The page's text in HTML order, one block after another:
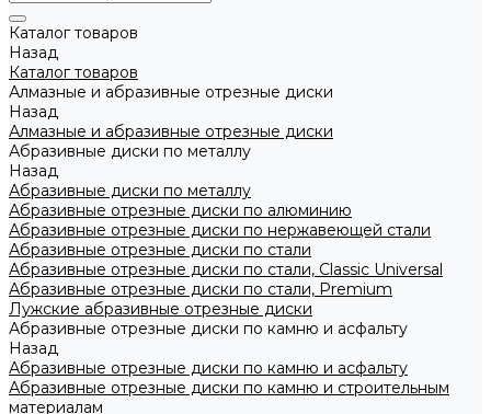
Каталог товаров
Назад
Каталог товаров
Алмазные и абразивные отрезные диски
Назад
Алмазные и абразивные отрезные диски
Абразивные диски по металлу
Назад
Абразивные диски по металлу
Абразивные отрезные диски по алюминию
Абразивные отрезные диски по нержавеющей стали
Абразивные отрезные диски по стали
Абразивные отрезные диски по стали, Classic Universal
Абразивные отрезные диски по стали, Premium
Лужские абразивные отрезные диски
Абразивные отрезные диски по камню и асфальту
Назад
Абразивные отрезные диски по камню и асфальту
Абразивные отрезные диски по камню и строительным
материалам